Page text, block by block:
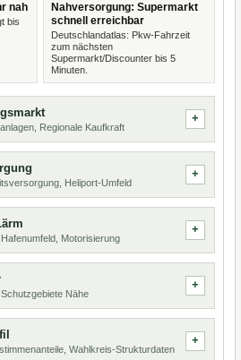
nah
bis
Nahversorgung: Supermarkt
schnell erreichbar
Deutschlandatlas: Pkw-Fahrzeit
zum nächsten
Supermarkt/Discounter bis 5
Minuten.
Regionale Kaufkraft
Heliport-Umfeld
Motorisierung
Nähe
Wahlkreis-Strukturdaten